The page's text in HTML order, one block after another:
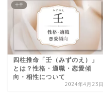
十干
四柱推命「壬（みずのえ）」
とは？性格・適職・恋愛傾
向・相性について
2024年4月23日